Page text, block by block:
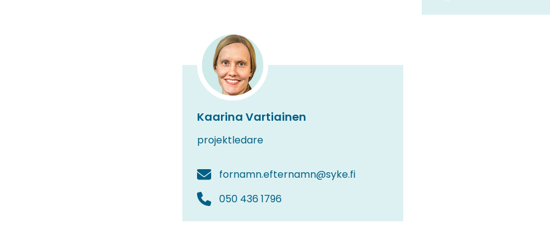
Kaarina Vartiainen
projektledare
fornamn.efternamn@syke.fi
050 436 1796